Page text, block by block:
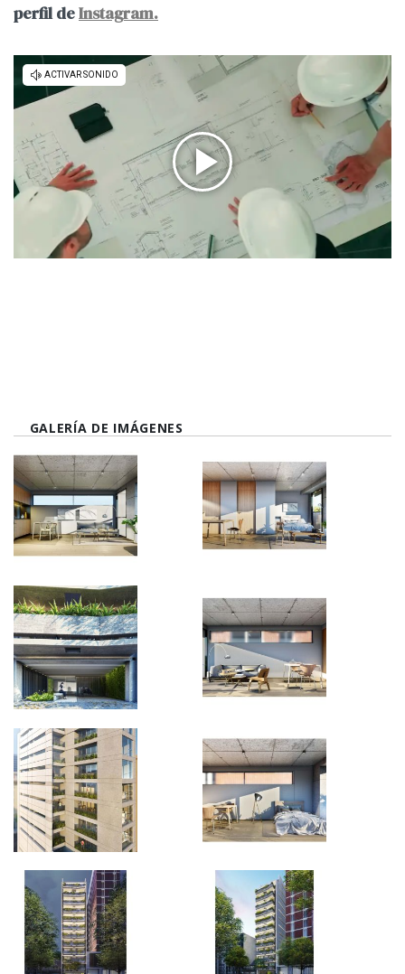
perfil deInstagram.
GALERÍA DE IMÁGENES